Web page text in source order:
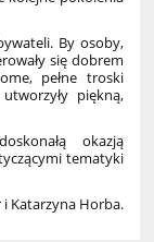
By osoby,
się dobrem
pełne troski
piękną,
okazją
tematyki
i Katarzyna Horba.